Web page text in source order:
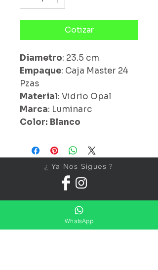
Cotizar
Diametro: 23.5 cm
Empaque: Caja Master 24
Pzas
Material: Vidrio Opal
Marca: Luminarc
Color: Blanco
¿ Ya Nos Sigues ?
Suscríbete ahora
WhatsApp